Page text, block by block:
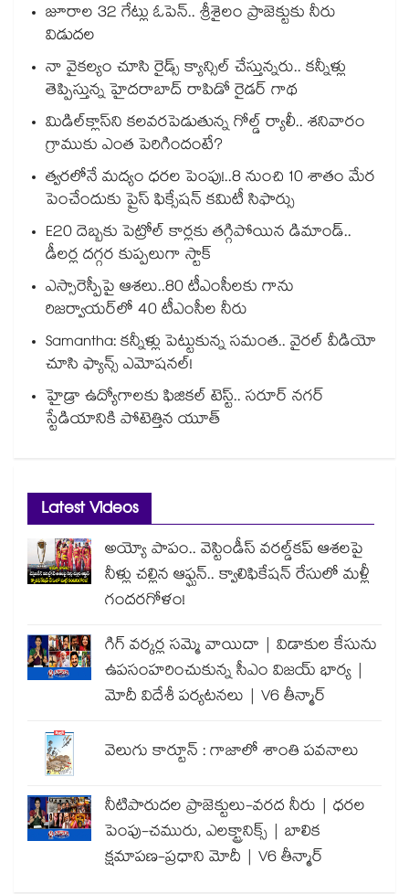
జూరాల 32 గేట్లు ఓపెన్.. శ్రీశైలం ప్రాజెక్టుకు నీరు
విడుదల
నా వైకల్యం చూసి రైడ్స్ క్యాన్సిల్ చేస్తున్నరు.. కన్నీళ్లు
తెప్పిస్తున్న హైదరాబాద్ రాపిడో రైడర్ గాథ
మిడిల్‌క్లాస్‌ని కలవరపెడుతున్న గోల్డ్ ర్యాలీ.. శనివారం
గ్రాముకు ఎంత పెరిగిందంటే?
త్వరలోనే మద్యం ధ‌‌ర‌‌ల పెంపు!..8 నుంచి 10 శాతం మేర
పెంచేందుకు ప్రైస్ ఫిక్సేష‌‌న్ క‌‌మిటీ సిఫార్సు
E20 దెబ్బకు పెట్రోల్ కార్లకు తగ్గిపోయిన డిమాండ్..
డీలర్ల దగ్గర కుప్పలుగా స్టాక్
ఎస్సారెస్పీపై ఆశలు..80 టీఎంసీలకు గాను
రిజర్వాయర్‌‌‌‌‌‌‌‌‌‌‌‌‌‌‌‌లో 40 టీఎంసీల నీరు
Samantha: కన్నీళ్లు పెట్టుకున్న సమంత.. వైరల్ వీడియో
చూసి ఫ్యాన్స్ ఎమోషనల్!
హైడ్రా ఉద్యోగాలకు ఫిజికల్ టెస్ట్.. సరూర్ నగర్
స్టేడియానికి పోటెత్తిన యూత్
Latest Videos
అయ్యో పాపం.. వెస్టిండీస్ వరల్డ్‌కప్ ఆశలపై
నీళ్లు చల్లిన ఆఫ్ఘన్.. క్వాలిఫికేషన్ రేసులో మళ్లీ
గందరగోళం!
గిగ్ వర్కర్ల సమ్మె వాయిదా | విడాకుల కేసును
ఉపసంహరించుకున్న సీఎం విజయ్ భార్య |
మోదీ విదేశీ పర్యటనలు | V6 తీన్మార్
వెలుగు కార్టూన్ : గాజాలో శాంతి పవనాలు
నీటిపారుదల ప్రాజెక్టులు-వరద నీరు | ధరల
పెంపు-చమురు, ఎలక్ట్రానిక్స్ | బాలిక
క్షమాపణ-ప్రధాని మోదీ | V6 తీన్మార్